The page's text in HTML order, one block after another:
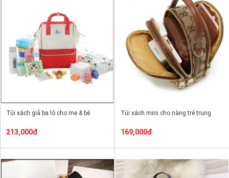
Túi xách giả ba lô cho mẹ & bé
213,000đ
Túi xách mini cho nàng trẻ trung
169,000đ